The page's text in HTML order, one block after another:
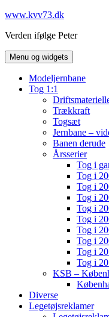
Hop
indhold
www.kvv73.dk
Verden ifølge Peter
Menu og widgets
Modeljernbane
Tog 1:1
Trækkraft
Togsæt
Jernbane –
Banen derude
Årsserier
Tog i
Tog i
Tog i
Tog i
Tog i
Tog i
Tog i
Tog i
Tog i
Tog i
KSB –
Diverse
Legetøjsreklamer